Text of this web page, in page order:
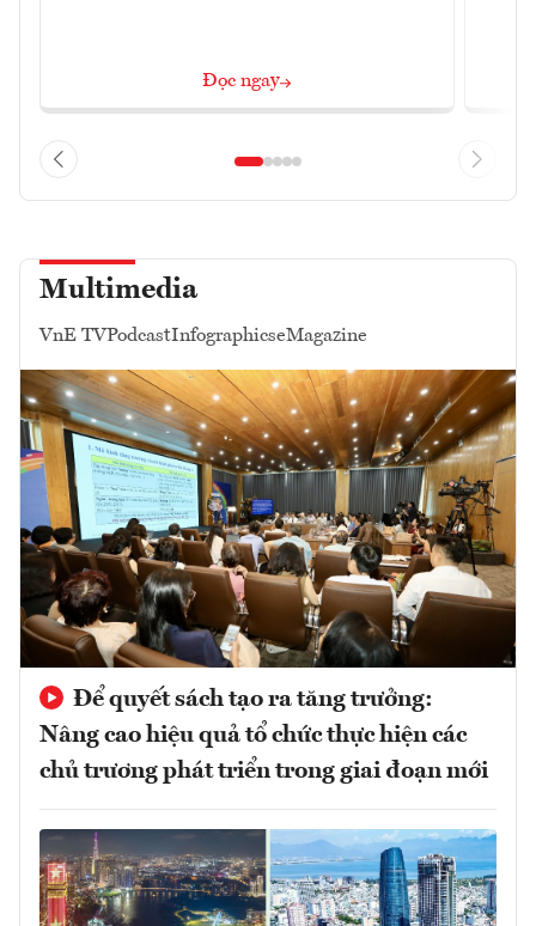
Đọc ngay
Multimedia
VnE TVPodcastInfographicseMagazine
Để quyết sách tạo ra tăng trưởng:
Nâng cao hiệu quả tổ chức thực hiện các
chủ trương phát triển trong giai đoạn mới